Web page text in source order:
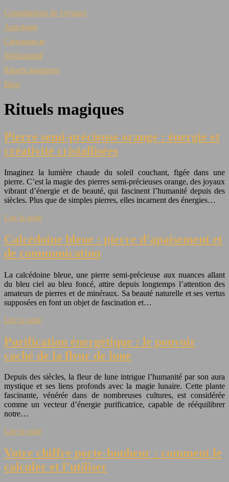
Consultations de voyance
Astrologie
Cartomancie
Médiumnité
Rituels magiques
Blog
Rituels magiques
Pierre semi-précieuse orange : énergie et
créativité cristallisées
Imaginez la lumière chaude du soleil couchant, figée dans une
pierre. C’est la magie des pierres semi-précieuses orange, des joyaux
vibrant d’énergie et de beauté, qui fascinent l’humanité depuis des
siècles. Plus que de simples pierres, elles incarnent des énergies…
Lire la suite
Calcédoine bleue : pierre d’apaisement et
de communication
La calcédoine bleue, une pierre semi-précieuse aux nuances allant
du bleu ciel au bleu foncé, attire depuis longtemps l’attention des
amateurs de pierres et de minéraux. Sa beauté naturelle et ses vertus
supposées en font un objet de fascination et…
Lire la suite
Purification énergétique : le pouvoir
caché de la fleur de lune
Depuis des siècles, la fleur de lune intrigue l’humanité par son aura
mystique et ses liens profonds avec la magie lunaire. Cette plante
fascinante, vénérée dans de nombreuses cultures, est considérée
comme un vecteur d’énergie purificatrice, capable de rééquilibrer
notre…
Lire la suite
Votre chiffre porte-bonheur : comment le
calculer et l’utiliser